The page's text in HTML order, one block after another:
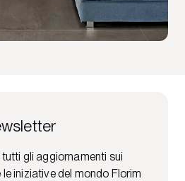
gli aggiornamenti sui
iniziative del mondo Florim